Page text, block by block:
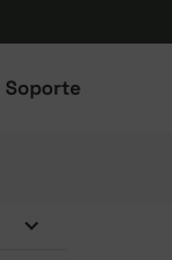
Soporte